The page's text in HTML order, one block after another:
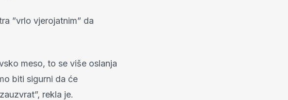
”vrlo vjerojatnim” da
meso, to se više oslanja
biti sigurni da će
rekla je.